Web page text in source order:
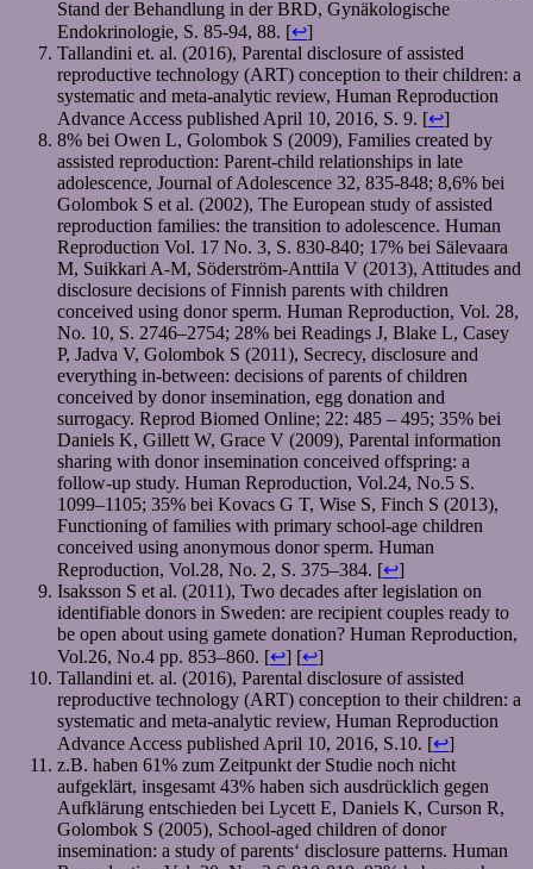
Stand der Behandlung in der BRD, Gynäkologische
Endokrinologie, S. 85-94, 88. [↩]
Tallandini et. al. (2016), Parental disclosure of assisted
reproductive technology (ART) conception to their children: a
systematic and meta-analytic review, Human Reproduction
Advance Access published April 10, 2016, S. 9. [↩]
8% bei Owen L, Golombok S (2009), Families created by
assisted reproduction: Parent-child relationships in late
adolescence, Journal of Adolescence 32, 835-848; 8,6% bei
Golombok S et al. (2002), The European study of assisted
reproduction families: the transition to adolescence. Human
Reproduction Vol. 17 No. 3, S. 830-840; 17% bei Sälevaara
M, Suikkari A-M, Söderström-Anttila V (2013), Attitudes and
disclosure decisions of Finnish parents with children
conceived using donor sperm. Human Reproduction, Vol. 28,
No. 10, S. 2746–2754; 28% bei Readings J, Blake L, Casey
P, Jadva V, Golombok S (2011), Secrecy, disclosure and
everything in-between: decisions of parents of children
conceived by donor insemination, egg donation and
surrogacy. Reprod Biomed Online; 22: 485 – 495; 35% bei
Daniels K, Gillett W, Grace V (2009), Parental information
sharing with donor insemination conceived offspring: a
follow-up study. Human Reproduction, Vol.24, No.5 S.
1099–1105; 35% bei Kovacs G T, Wise S, Finch S (2013),
Functioning of families with primary school-age children
conceived using anonymous donor sperm. Human
Reproduction, Vol.28, No. 2, S. 375–384. [↩]
Isaksson S et al. (2011), Two decades after legislation on
identifiable donors in Sweden: are recipient couples ready to
be open about using gamete donation? Human Reproduction,
Vol.26, No.4 pp. 853–860. [↩] [↩]
Tallandini et. al. (2016), Parental disclosure of assisted
reproductive technology (ART) conception to their children: a
systematic and meta-analytic review, Human Reproduction
Advance Access published April 10, 2016, S.10. [↩]
z.B. haben 61% zum Zeitpunkt der Studie noch nicht
aufgeklärt, insgesamt 43% haben sich ausdrücklich gegen
Aufklärung entschieden bei Lycett E, Daniels K, Curson R,
Golombok S (2005), School-aged children of donor
insemination: a study of parents‘ disclosure patterns. Human